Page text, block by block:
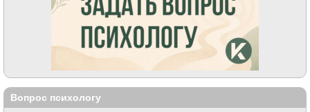
Вопрос психологу